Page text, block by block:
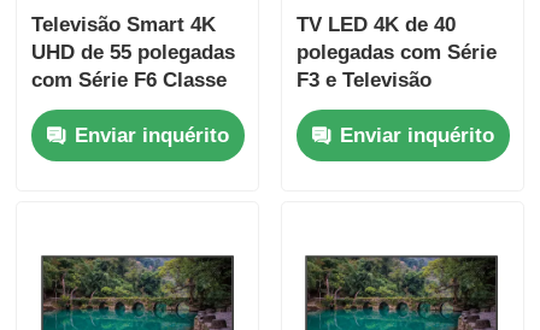
Contacte-nos
Notícias
Tevê do diodo emissor de luz de Smart
Televisão Smart 4K
UHD de 55 polegadas
com Série F6 Classe
2025 Modelo 3840 x
2160 Enviar inquérito
TV LED 4K de 40
polegadas com Série
F3 e Televisão
Inteligente Modelo
2025 Enviar inquérito